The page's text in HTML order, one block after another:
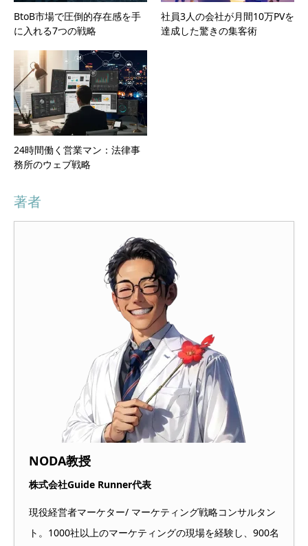
BtoB市場で圧倒的存在感を手
に入れる7つの戦略
社員3人の会社が月間10万PVを
達成した驚きの集客術
24時間働く営業マン：法律事
務所のウェブ戦略
著者
NODA教授
株式会社Guide Runner代表
現役経営者マーケター/ マーケティング戦略コンサルタン
ト。1000社以上のマーケティングの現場を経験し、900名